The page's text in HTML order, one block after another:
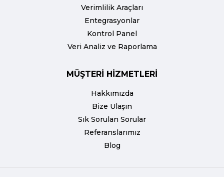
Verimlilik Araçları
Entegrasyonlar
Kontrol Panel
Veri Analiz ve Raporlama
MÜŞTERİ HİZMETLERİ
Hakkımızda
Bize Ulaşın
Sık Sorulan Sorular
Referanslarımız
Blog